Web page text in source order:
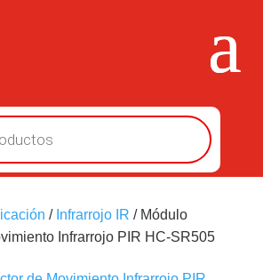
/ Infrarrojo IR / Módulo
Infrarrojo PIR HC-SR505